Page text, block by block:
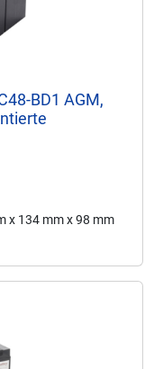
BD1 AGM,
x 134 mm x 98 mm